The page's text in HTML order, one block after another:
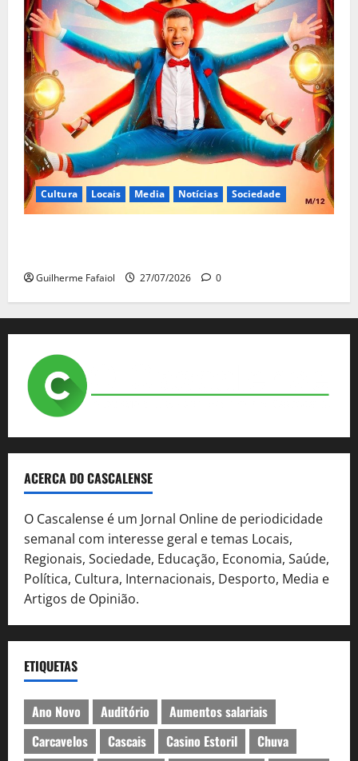
Cultura Locais Media Notícias Sociedade
Guilherme Fafaiol 27/07/2026 0
ACERCA DO CASCALENSE
O Cascalense é um Jornal Online de periodicidade
semanal com interesse geral e temas Locais,
Regionais, Sociedade, Educação, Economia, Saúde,
Política, Cultura, Internacionais, Desporto, Media e
Artigos de Opinião.
ETIQUETAS
Ano Novo Auditório
Aumentos salariais
Carcavelos
Cascais Casino Estoril
Chuva